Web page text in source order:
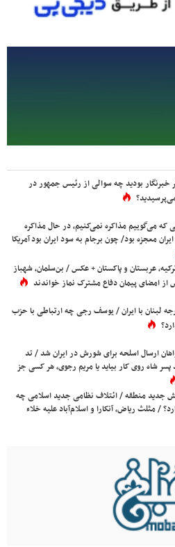
خبرنگار بودید چه سوالی از رئیس جمهور در
که می‌گوییم مذاکره نمی‌کنیم، در حال مذاکره
معجزه بود/ چون برجام به سود ایران بود آمریکا
عربستان و پاکستان + عکس / بن‌سلمان، شهباز
امضای پیمان دفاع مشترک نماز خواندند
لبنان با ایران / یوسف رجی چه ارتباطی با حزب
ارسال اسلحه برای شورش در ایران شد / تد
شاه روی کار بیاید یا مریم رجوی، هر کسی جز
جدید منطقه / ائتلاف نظامی جدید اسلامی چه
/ مثلث ریاض، آنکارا و اسلام‌آباد علیه خلاء